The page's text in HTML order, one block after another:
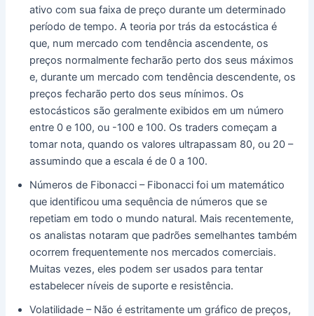
ativo com sua faixa de preço durante um determinado
período de tempo. A teoria por trás da estocástica é
que, num mercado com tendência ascendente, os
preços normalmente fecharão perto dos seus máximos
e, durante um mercado com tendência descendente, os
preços fecharão perto dos seus mínimos. Os
estocásticos são geralmente exibidos em um número
entre 0 e 100, ou -100 e 100. Os traders começam a
tomar nota, quando os valores ultrapassam 80, ou 20 –
assumindo que a escala é de 0 a 100.
Números de Fibonacci – Fibonacci foi um matemático
que identificou uma sequência de números que se
repetiam em todo o mundo natural. Mais recentemente,
os analistas notaram que padrões semelhantes também
ocorrem frequentemente nos mercados comerciais.
Muitas vezes, eles podem ser usados ​​para tentar
estabelecer níveis de suporte e resistência.
Volatilidade – Não é estritamente um gráfico de preços,